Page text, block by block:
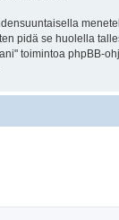
pidä se huolella
toimintoa phpBB-